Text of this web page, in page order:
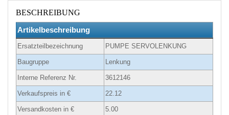
BESCHREIBUNG
Artikelbeschreibung
Ersatzteilbezeichnung PUMPE SERVOLENKUNG
Baugruppe Lenkung
Interne Referenz Nr. 3612146
Verkaufspreis in € 22.12
Versandkosten in € 5.00